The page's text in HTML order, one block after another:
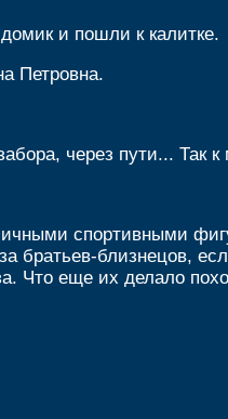
и пошли к калитке.
Петровна.
через пути... Так
спортивными
братьев-близнецов,
Что еще их делало